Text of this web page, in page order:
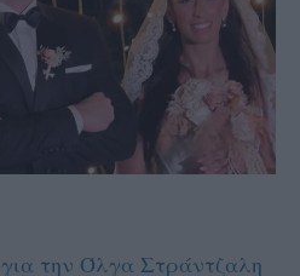
την Όλγα Στράντζαλη